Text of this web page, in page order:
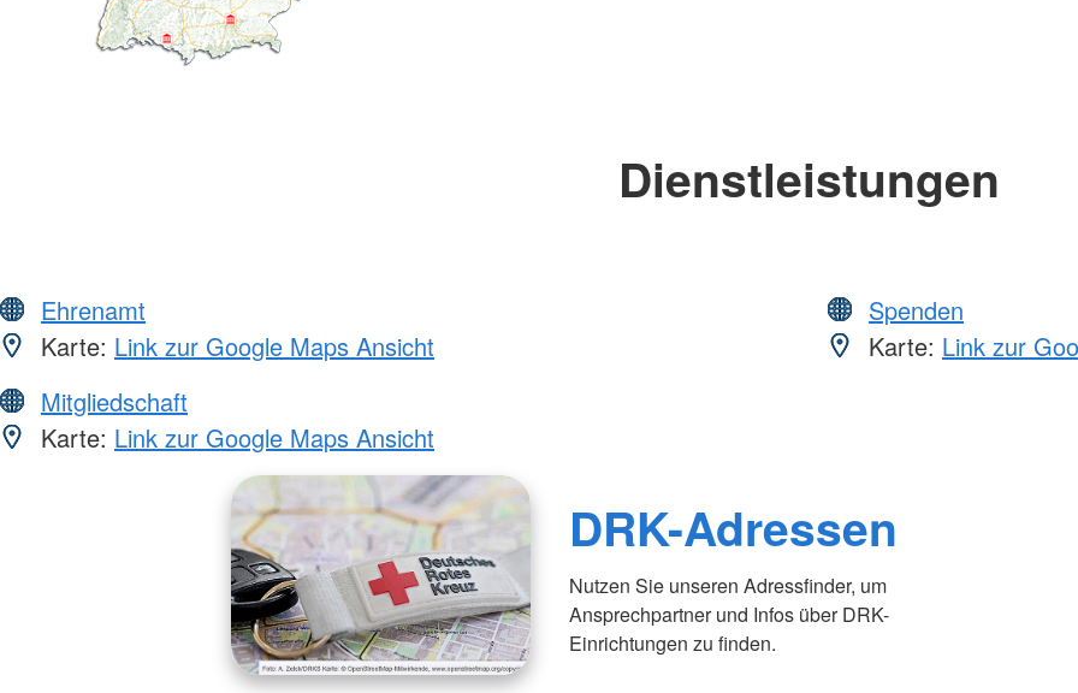
Dienstleistungen
Ehrenamt
Karte: Link zur Google Maps Ansicht
Mitgliedschaft
Karte: Link zur Google Maps Ansicht
Spenden
Karte: Link zur
DRK-Adressen
Nutzen Sie unseren Adressfinder, um
Ansprechpartner und Infos über DRK-
Einrichtungen zu finden.